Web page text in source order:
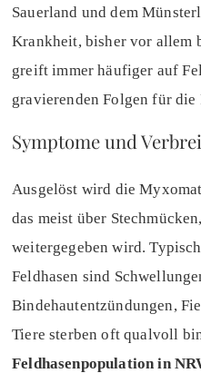
Sauerland und dem
Krankheit, bisher vor allem
greift immer häufiger auf
gravierenden Folgen für die
Symptome und
Ausgelöst wird die
das meist über
weitergegeben wird.
Feldhasen sind
Bindehautentzündungen,
Tiere sterben oft qualvoll
Feldhasenpopulation in